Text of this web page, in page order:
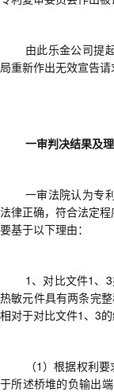
由此乐金公司提
局重新作出无效宣告请
一审判决结果及
一审法院认为专
法律正确，符合法定
要基于以下理由：
1、 对比文件1、
热敏元件具有两条完
相对于对比文件1 、 3
（1）根据权利要
于所述桥堆的负输出